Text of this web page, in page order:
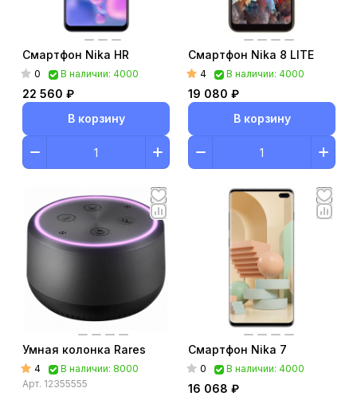
Смартфон Nika HR
0 В наличии: 4000
22 560 ₽
В корзину
Смартфон Nika 8 LITE
4 В наличии: 4000
19 080 ₽
В корзину
Умная колонка Rares
4
В наличии: 8000
Арт. 12355555
Смартфон Nika 7
0 В наличии: 4000
16 068 ₽